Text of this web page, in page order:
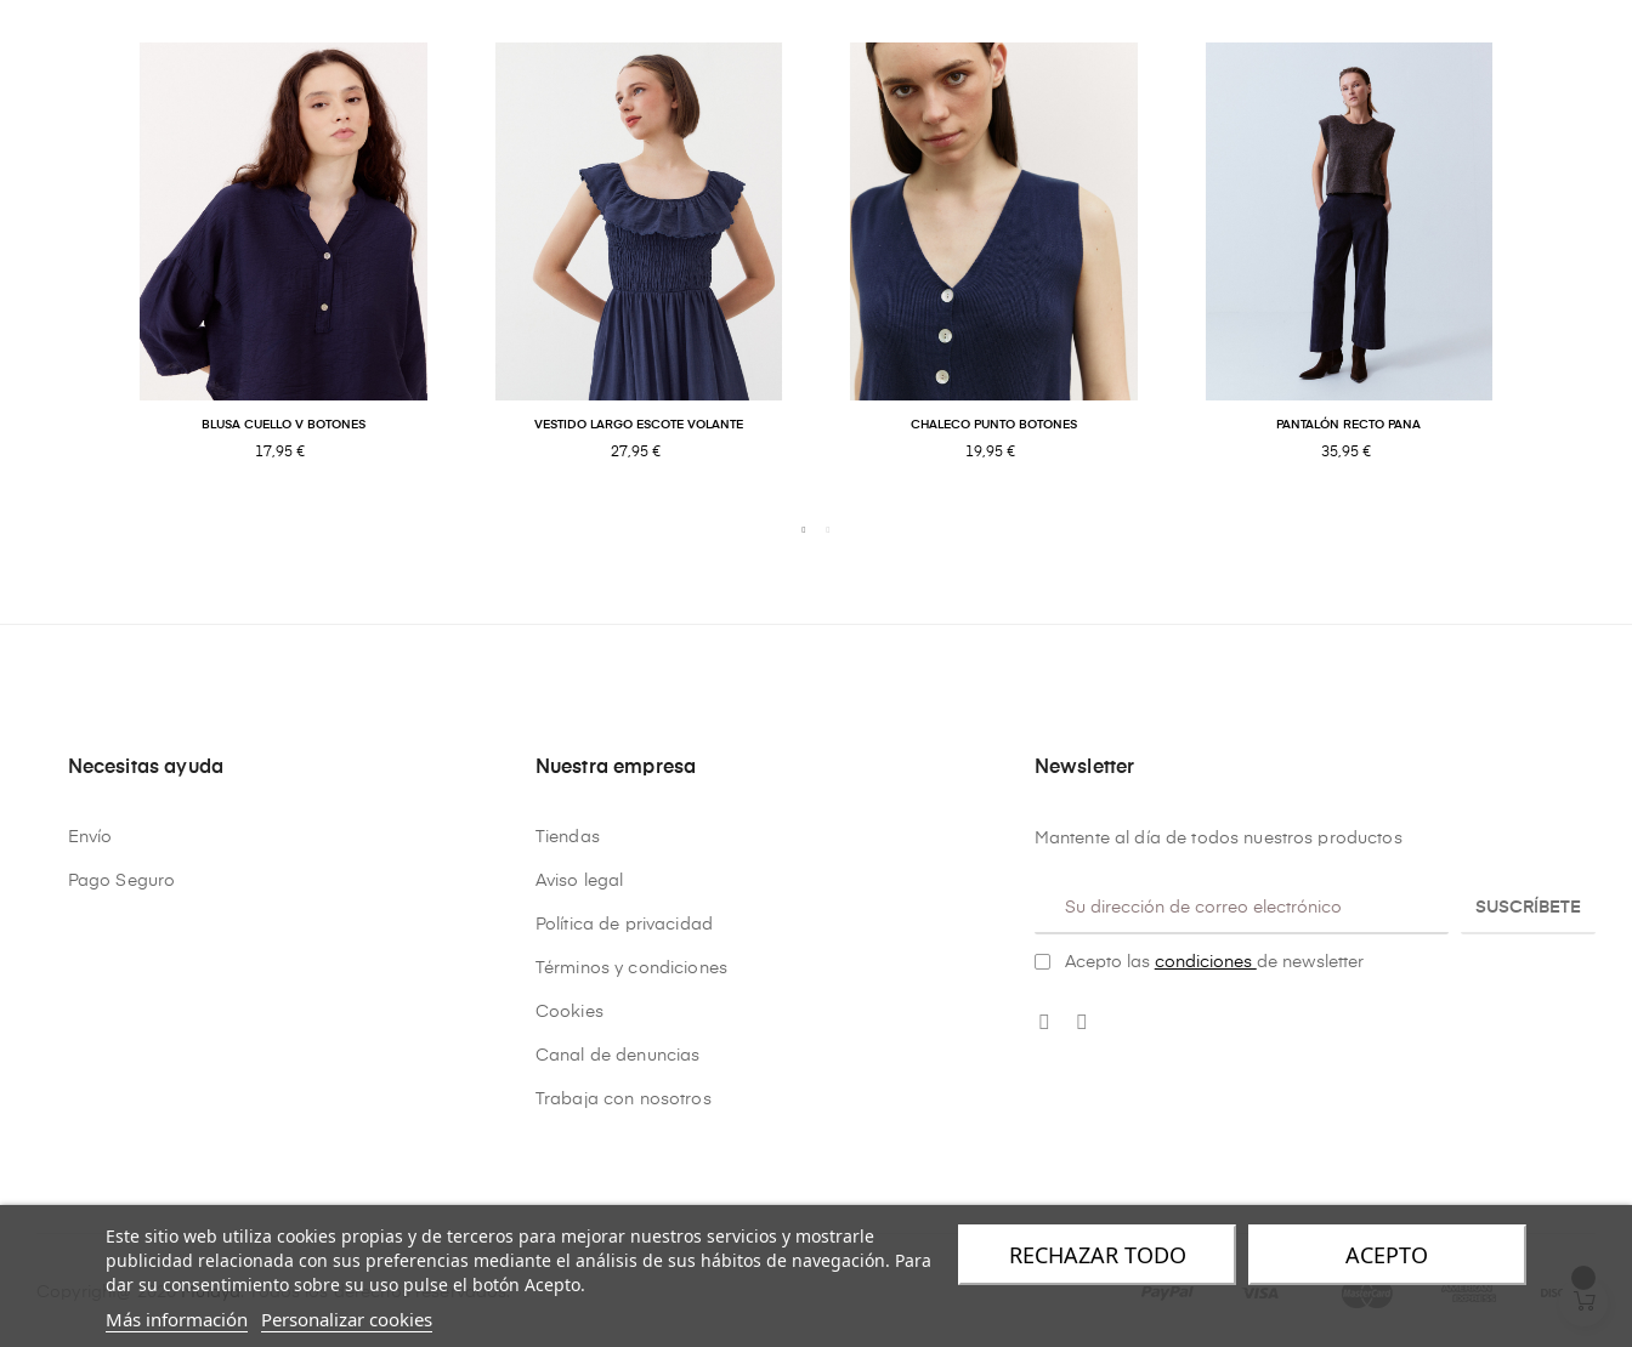
BLUSA CUELLO V BOTONES
17,95 €
VESTIDO LARGO ESCOTE VOLANTE
27,95 €
CHALECO PUNTO BOTONES
19,95 €
PANTALÓN RECTO PANA
35,95 €
Necesitas ayuda
Envío
Pago Seguro
Nuestra empresa
Tiendas
Aviso legal
Política de privacidad
Términos y condiciones
Cookies
Canal de denuncias
Trabaja con nosotros
Newsletter
Mantente al día de todos nuestros productos
SUSCRÍBETE
Acepto las condiciones de newsletter
Copyright@ 2026Mulaya. Todos los derechos reservados.
Este sitio web utiliza cookies propias y de terceros para mejorar nuestros servicios y mostrarle
publicidad relacionada con sus preferencias mediante el análisis de sus hábitos de navegación. Para
dar su consentimiento sobre su uso pulse el botón Acepto.
Más información Personalizar cookies
RECHAZAR TODO ACEPTO